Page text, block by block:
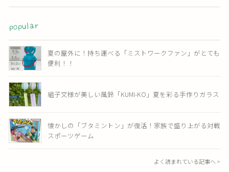
popular
夏の屋外に！持ち運べる「ミストワークファン」がとても
便利！！
組子文様が美しい風鈴「KUMI-KO」夏を彩る手作りガラス
懐かしの「ブタミントン」が復活！家族で盛り上がる対戦
スポーツゲーム
よく読まれている記事へ >